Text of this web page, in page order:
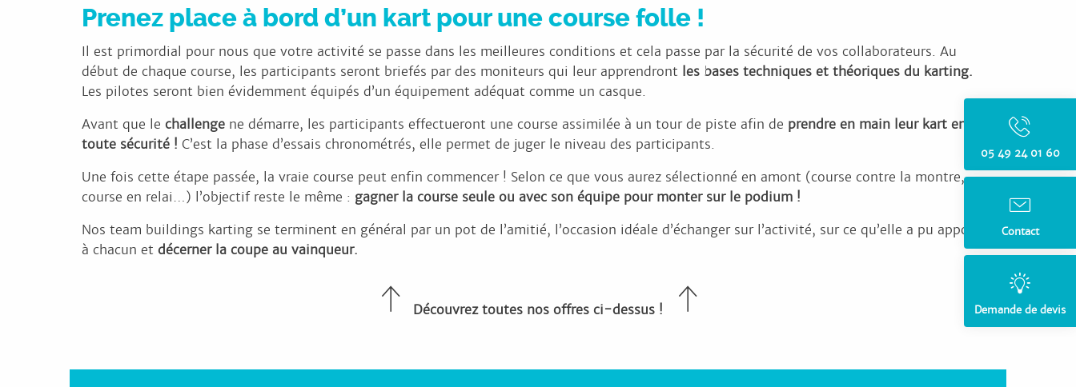
Prenez place à bord d’un kart pour une course folle !
Il est primordial pour nous que votre activité se passe dans les meilleures conditions et cela passe par la sécurité de vos collaborateurs. Au
début de chaque course, les participants seront briefés par des moniteurs qui leur apprendront les bases techniques et théoriques du karting.
Les pilotes seront bien évidemment équipés d’un équipement adéquat comme un casque.
Avant que le challenge ne démarre, les participants effectueront une course assimilée à un tour de piste afin de prendre en main leur kart en
toute sécurité ! C’est la phase d’essais chronométrés, elle permet de juger le niveau des participants.
Une fois cette étape passée, la vraie course peut enfin commencer ! Selon ce que vous aurez sélectionné en amont (course contre la montre,
course en relai…) l’objectif reste le même : gagner la course seule ou avec son équipe pour monter sur le podium !
Nos team buildings karting se terminent en général par un pot de l’amitié, l’occasion idéale d’échanger sur l’activité, sur ce qu’elle a pu apporter
à chacun et décerner la coupe au vainqueur.
Découvrez toutes nos offres ci-dessus !
05 49 24 01 60
Contact
Demande de devis